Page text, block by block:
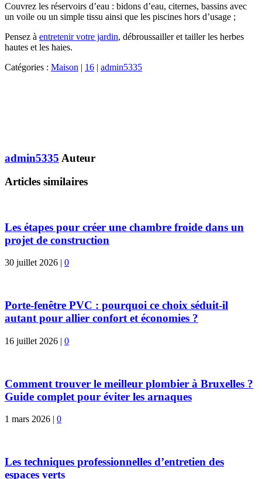
Couvrez les réservoirs d’eau : bidons d’eau, citernes, bassins avec
un voile ou un simple tissu ainsi que les piscines hors d’usage ;
Pensez à entretenir votre jardin, débroussailler et tailler les herbes
hautes et les haies.
Catégories : Maison | 16 | admin5335
admin5335 Auteur
Articles similaires
Les étapes pour créer une chambre froide dans un
projet de construction
30 juillet 2026 0
Porte-fenêtre PVC : pourquoi ce choix séduit-il
autant pour allier confort et économies ?
16 juillet 2026 | 0
Comment trouver le meilleur plombier à Bruxelles ?
Guide complet pour éviter les arnaques
1 mars 2026 | 0
Les techniques professionnelles d’entretien des
espaces verts